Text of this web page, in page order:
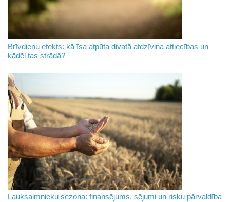
Brīvdienu efekts: kā īsa atpūta divatā atdzīvina attiecības un
kādēļ tas strādā?
Lauksaimnieku sezona: finansējums, sējumi un risku pārvaldība